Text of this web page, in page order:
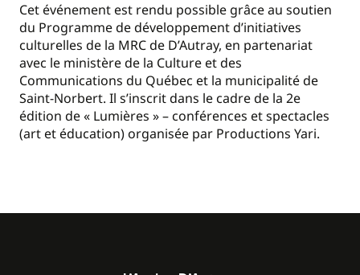
Cet événement est rendu possible grâce au soutien
du Programme de développement d’initiatives
culturelles de la MRC de D’Autray, en partenariat
avec le ministère de la Culture et des
Communications du Québec et la municipalité de
Saint-Norbert. Il s’inscrit dans le cadre de la 2e
édition de « Lumières » – conférences et spectacles
(art et éducation) organisée par Productions Yari.